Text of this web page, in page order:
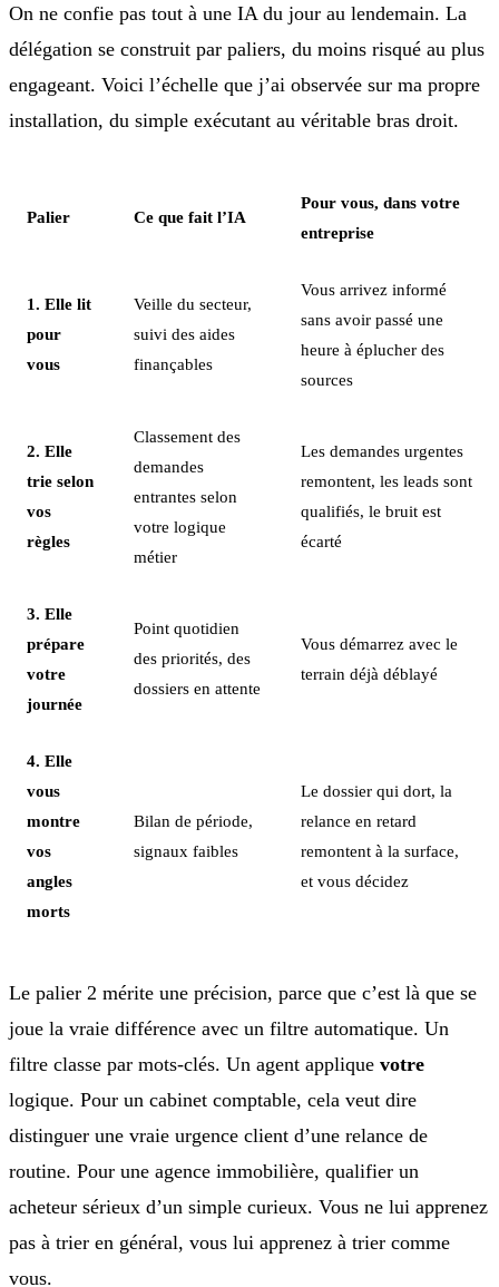
On ne confie pas tout à une IA du jour au lendemain. La
délégation se construit par paliers, du moins risqué au plus
engageant. Voici l’échelle que j’ai observée sur ma propre
installation, du simple exécutant au véritable bras droit.
Palier Ce que fait l’IA
Pour vous, dans votre
entreprise
1. Elle lit
pour
vous
Veille du secteur,
suivi des aides
finançables
Vous arrivez informé
sans avoir passé une
heure à éplucher des
sources
2. Elle
trie selon
vos
règles
Classement des
demandes
entrantes selon
votre logique
métier
Les demandes urgentes
remontent, les leads sont
qualifiés, le bruit est
écarté
3. Elle
prépare
votre
journée
Point quotidien
des priorités, des
dossiers en attente
Vous démarrez avec le
terrain déjà déblayé
4. Elle
vous
montre
vos
angles
morts
Bilan de période,
signaux faibles
Le dossier qui dort, la
relance en retard
remontent à la surface,
et vous décidez
Le palier 2 mérite une précision, parce que c’est là que se
joue la vraie différence avec un filtre automatique. Un
filtre classe par mots-clés. Un agent applique votre
logique. Pour un cabinet comptable, cela veut dire
distinguer une vraie urgence client d’une relance de
routine. Pour une agence immobilière, qualifier un
acheteur sérieux d’un simple curieux. Vous ne lui apprenez
pas à trier en général, vous lui apprenez à trier comme
vous.